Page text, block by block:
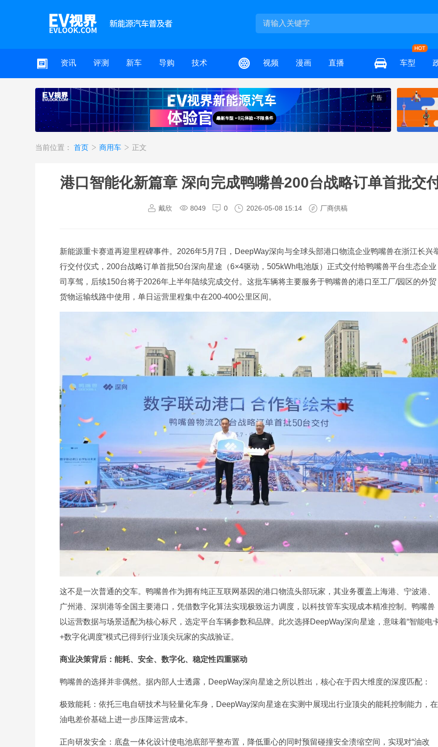
资讯 评测 新车 导购 技术 视频 漫画 直播 车型
广告
当前位置： 首页 商用车 正文
港口智能化新篇章 深向完成鸭嘴兽200台战略订单首批交
戴欣 8049 0 2026-05-08 15:14 厂商供稿
新能源重卡赛道再迎里程碑事件。2026年5月7日，DeepWay深向与全球头部港口物流企业鸭嘴兽在浙江长兴
行交付仪式，200台战略订单首批50台深向星途（6×4驱动，505kWh电池版）正式交付给鸭嘴兽平台生态企业
司享驾，后续150台将于2026年上半年陆续完成交付。这批车辆将主要服务于鸭嘴兽的港口至工厂/园区的外贸
货物运输线路中使用，单日运营里程集中在200-400公里区间。
这不是一次普通的交车。鸭嘴兽作为拥有纯正互联网基因的港口物流头部玩家，其业务覆盖上海港、宁波港、
广州港、深圳港等全国主要港口，凭借数字化算法实现极致运力调度，以科技管车实现成本精准控制。鸭嘴兽
以运营数据与场景适配为核心标尺，选定平台车辆参数和品牌。此次选择DeepWay深向星途，意味着“智能电
+数字化调度”模式已得到行业顶尖玩家的实战验证。
商业决策背后：能耗、安全、数字化、稳定性四重驱动
鸭嘴兽的选择并非偶然。据内部人士透露，DeepWay深向星途之所以胜出，核心在于四大维度的深度匹配：
极致能耗：依托三电自研技术与轻量化车身，DeepWay深向星途在实测中展现出行业顶尖的能耗控制能力，在
油电差价基础上进一步压降运营成本。
正向研发安全：底盘一体化设计使电池底部平整布置，降低重心的同时预留碰撞安全溃缩空间，实现对“油改